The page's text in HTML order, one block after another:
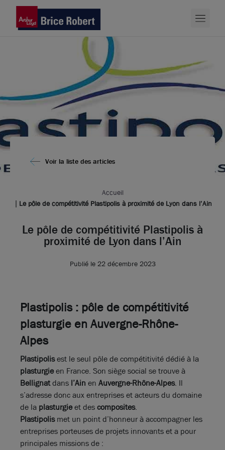
Voir la liste des articles
Accueil
Le pôle de compétitivité Plastipolis à proximité de Lyon dans l’Ain
Le pôle de compétitivité Plastipolis à
proximité de Lyon dans l’Ain
Publié le 22 décembre 2023
Plastipolis : pôle de compétitivité
plasturgie en Auvergne-Rhône-
Alpes
Plastipolisest le seul pôle de compétitivité dédié à la
plasturgieen France. Son siège social se trouve à
Bellignatdans l’Ain en Auvergne-Rhône-Alpes. Il
s’adresse donc aux entreprises et acteurs du domaine
de la plasturgieet descomposites.
Plastipolismet un point d’honneur à accompagner les
entreprises porteuses de projets innovants et a pour
principales missions de :